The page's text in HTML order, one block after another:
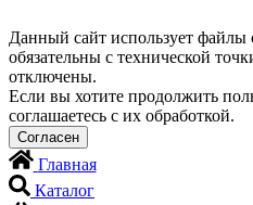
Данный сайт использует файлы
обязательны с технической
отключены.
Если вы хотите продолжить
соглашаетесь с их обработкой.
Главная
Каталог